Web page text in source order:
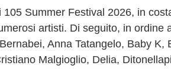
105 Summer Festival 2026, in
artisti. Di seguito, in ordine
Anna Tatangelo, Baby
Malgioglio, Delia,